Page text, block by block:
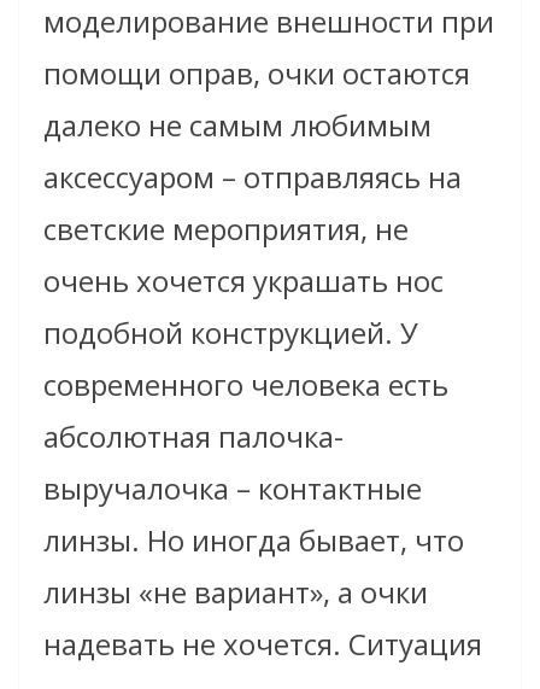
моделирование внешности при
помощи оправ, очки остаются
далеко не самым любимым
аксессуаром – отправляясь на
светские мероприятия, не
очень хочется украшать нос
подобной конструкцией. У
современного человека есть
абсолютная палочка-
выручалочка – контактные
линзы. Но иногда бывает, что
линзы «не вариант», а очки
надевать не хочется. Ситуация